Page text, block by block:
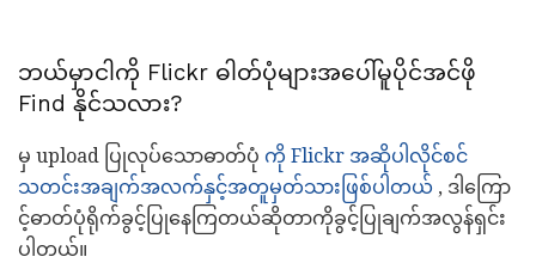
ဘယ်မှာငါကို Flickr ဓါတ်ပုံများအပေါ်မူပိုင်အင်ဖို
Find နိုင်သလား?
မှ upload ပြုလုပ်သောဓာတ်ပုံ ကို Flickr အဆိုပါလိုင်စင်
သတင်းအချက်အလက်နှင့်အတူမှတ်သားဖြစ်ပါတယ် , ဒါကြော
င့်ဓာတ်ပုံရိုက်ခွင့်ပြုနေကြတယ်ဆိုတာကိုခွင့်ပြုချက်အလွန်ရှင်း
ပါတယ်။